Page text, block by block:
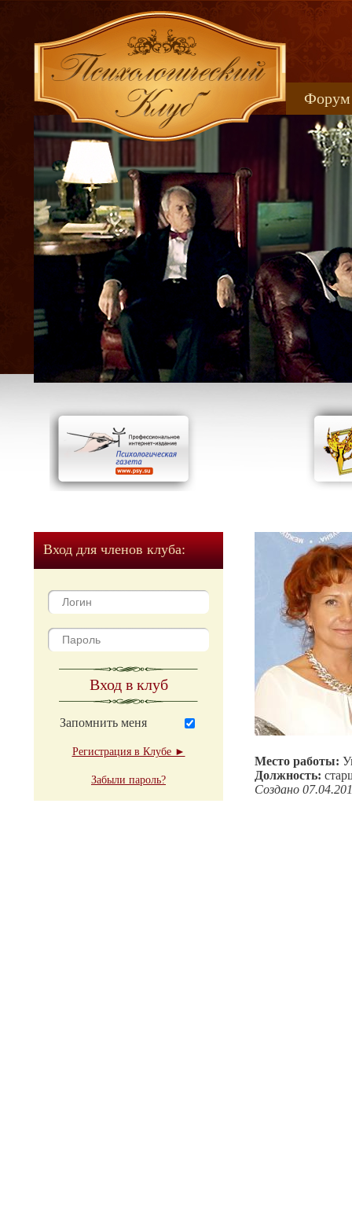
Форум
Вход для членов клуба:
Вход в клуб
Запомнить меня
Регистрация в Клубе ►
Забыли пароль?
Место работы:
Должность:
Создано